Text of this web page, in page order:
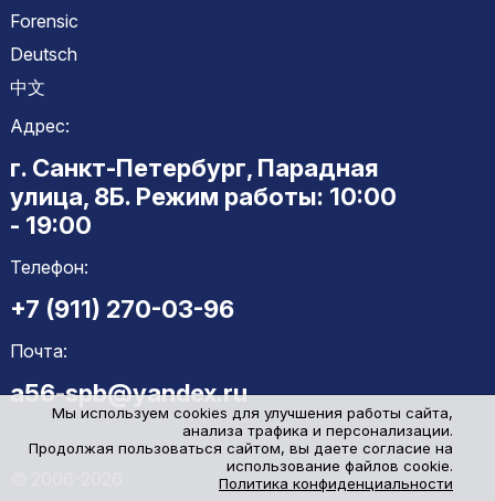
Мы используем cookies для улучшения работы сайта,
анализа трафика и персонализации.
Продолжая пользоваться сайтом, вы даете согласие на
использование файлов cookie.
Политика конфиденциальности
Forensic
Deutsch
中文
Адрес:
г. Санкт-Петербург, Парадная
улица, 8Б. Режим работы: 10:00
- 19:00
Телефон:
+7 (911) 270-03-96
Почта:
a56-spb@yandex.ru